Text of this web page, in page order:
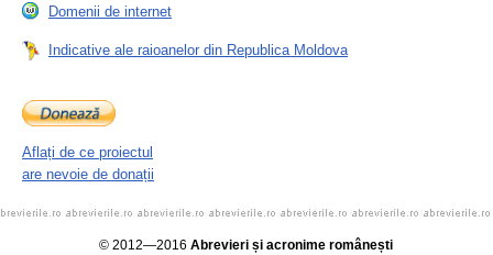
Domenii de internet
Indicative ale raioanelor din Republica Moldova
Aflați de ce proiectul
are nevoie de donații
© 2012—2016 Abrevieri și acronime românești